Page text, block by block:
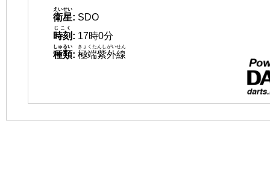
衛星
えいせい
: SDO
時刻
じこく
: 17時0分
種類
しゅるい
: 極端紫外線
きょくたんしがいせん